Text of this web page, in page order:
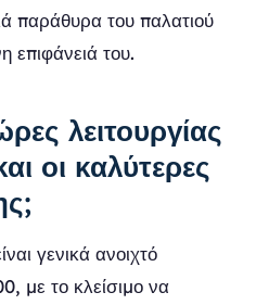
παράθυρα του παλατιού
επιφάνειά του.
λειτουργίας
οι καλύτερες
γενικά ανοιχτό
με το κλείσιμο να